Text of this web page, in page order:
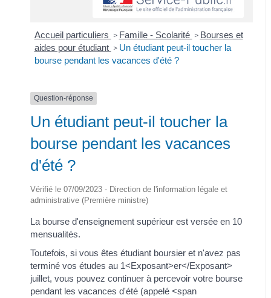
Accueil particuliers > Famille - Scolarité > Bourses et
aides pour étudiant > Un étudiant peut-il toucher la
bourse pendant les vacances d'été ?
Question-réponse
Un étudiant peut-il toucher la
bourse pendant les vacances
d'été ?
Vérifié le 07/09/2023 - Direction de l'information légale et
administrative (Première ministre)
La bourse d'enseignement supérieur est versée en 10
mensualités.
Toutefois, si vous êtes étudiant boursier et n'avez pas
terminé vos études au 1<Exposant>er</Exposant>
juillet, vous pouvez continuer à percevoir votre bourse
pendant les vacances d'été (appelé <span